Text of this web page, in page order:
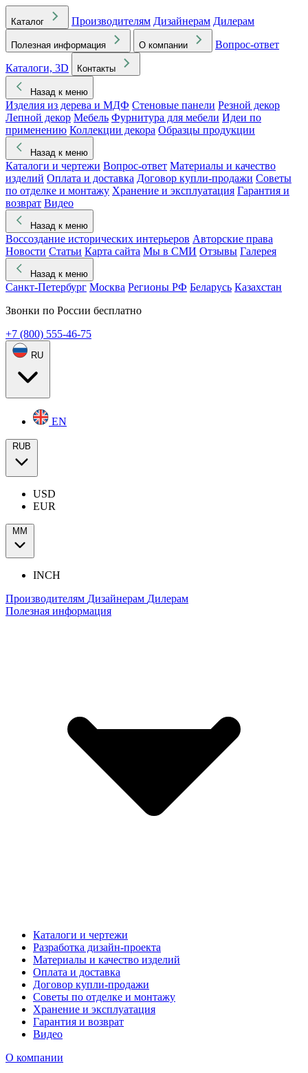
Каталог Производителям Дизайнерам Дилерам
Полезная информация О компании
Вопрос-ответ
Каталоги, 3D
Контакты
Назад к меню
Изделия из дерева и МДФ Стеновые панели Резной декор
Лепной декор Мебель Фурнитура для мебели Идеи по
применению Коллекции декора Образцы продукции
Назад к меню
Каталоги и чертежи Вопрос-ответ Материалы и качество
изделий Оплата и доставка Договор купли-продажи Советы
по отделке и монтажу Хранение и эксплуатация Гарантия и
возврат Видео
Назад к меню
Воссоздание исторических интерьеров Авторские права
Новости Статьи Карта сайта Мы в СМИ Отзывы Галерея
Назад к меню
Санкт-Петербург Москва Регионы РФ Беларусь Казахстан
Звонки по России бесплатно
+7 (800) 555-46-75
RU
EN
RUB
USD
EUR
ММ
INCH
Производителям Дизайнерам Дилерам
Полезная информация
Каталоги и чертежи
Разработка дизайн-проекта
Материалы и качество изделий
Оплата и доставка
Договор купли-продажи
Советы по отделке и монтажу
Хранение и эксплуатация
Гарантия и возврат
Видео
О компании